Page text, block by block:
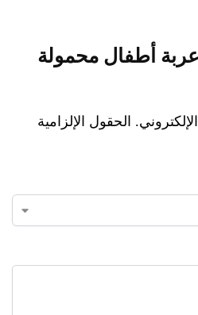
أطفال محمولة
الحقول الإلزامية